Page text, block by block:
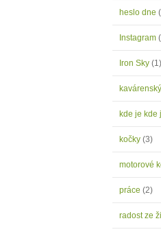
heslo dne
Instagram
Iron Sky (1)
kde je kde
kočky (3)
motorové
práce (2)
radost ze